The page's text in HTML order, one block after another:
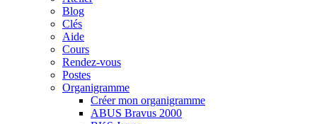
Blog
Clés
Aide
Cours
Rendez-vous
Postes
Organigramme
Créer mon organigramme
ABUS Bravus 2000